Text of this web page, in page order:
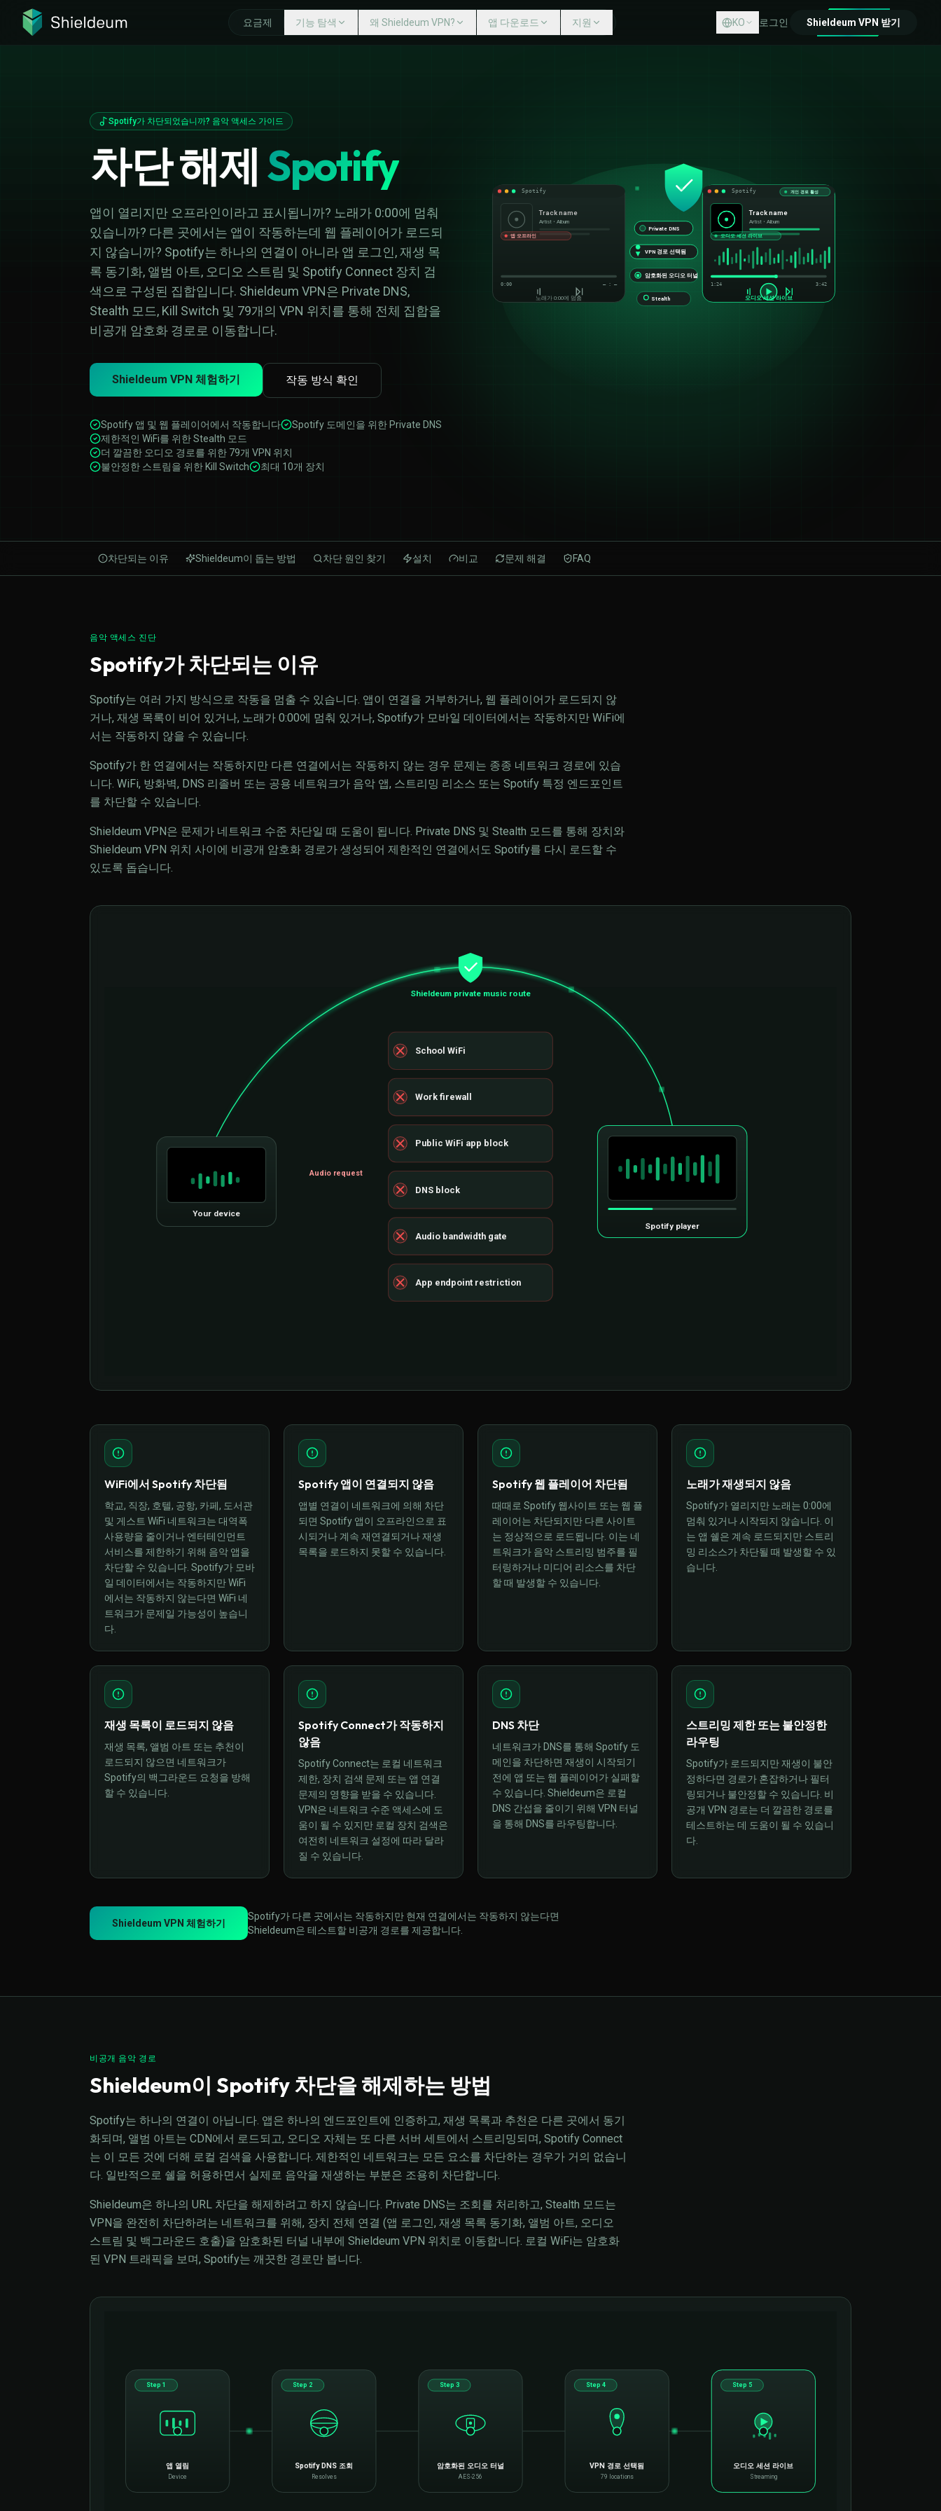
요금제 기능 탐색
빠른 VPN 프로토콜
암호화된 DNS ISP 스로틀링 방지
왜 Shieldeum VPN?
고속 VPN
환불 보증
앱 다운로드
Android 모바일
Fire TV
지원 KO 로그인 Shieldeum VPN 받기
Spotify가 차단되었습니까? 음악 액세스 가이드
차단 해제Spotify
앱이 열리지만 오프라인이라고 표시됩니까? 노래가 0:00에 멈춰
있습니까? 다른 곳에서는 앱이 작동하는데 웹 플레이어가 로드되
지 않습니까? Spotify는 하나의 연결이 아니라 앱 로그인, 재생 목
록 동기화, 앨범 아트, 오디오 스트림 및 Spotify Connect 장치 검
색으로 구성된 집합입니다. Shieldeum VPN은 Private DNS,
Stealth 모드, Kill Switch 및 79개의 VPN 위치를 통해 전체 집합을
비공개 암호화 경로로 이동합니다.
Shieldeum VPN 체험하기 작동 방식 확인
Spotify 앱 및 웹 플레이어에서 작동합니다
Spotify 도메인을 위한 Private DNS
제한적인 WiFi를 위한 Stealth 모드
더 깔끔한 오디오 경로를 위한 79개 VPN 위치
불안정한 스트림을 위한 Kill Switch
최대 10개 장치
Spotify
Track name
Artist • Album
0:00 — : —
앱 오프라인
노래가 0:00에 멈춤
Private DNS
VPN 경로 선택됨
암호화된 오디오 터널
Stealth
Spotify 개인 경로 활성
Track name
Artist • Album
1:24 3:42
오디오 세션 라이브
오디오 세션 라이브
차단되는 이유 Shieldeum이 돕는 방법 차단 원인 찾기 설치 비교 문제 해결 FAQ
음악 액세스 진단
Spotify가 차단되는 이유
Spotify는 여러 가지 방식으로 작동을 멈출 수 있습니다. 앱이 연결을 거부하거나, 웹 플레이어가 로드되지 않
거나, 재생 목록이 비어 있거나, 노래가 0:00에 멈춰 있거나, Spotify가 모바일 데이터에서는 작동하지만 WiFi에
서는 작동하지 않을 수 있습니다.
Spotify가 한 연결에서는 작동하지만 다른 연결에서는 작동하지 않는 경우 문제는 종종 네트워크 경로에 있습
니다. WiFi, 방화벽, DNS 리졸버 또는 공용 네트워크가 음악 앱, 스트리밍 리소스 또는 Spotify 특정 엔드포인트
를 차단할 수 있습니다.
Shieldeum VPN은 문제가 네트워크 수준 차단일 때 도움이 됩니다. Private DNS 및 Stealth 모드를 통해 장치와
Shieldeum VPN 위치 사이에 비공개 암호화 경로가 생성되어 제한적인 연결에서도 Spotify를 다시 로드할 수
있도록 돕습니다.
Your device
Audio request
School WiFi
Work firewall
Public WiFi app block
DNS block
Audio bandwidth gate
App endpoint restriction
Spotify player
Shieldeum private music route
WiFi에서 Spotify 차단됨
학교, 직장, 호텔, 공항, 카페, 도서관
및 게스트 WiFi 네트워크는 대역폭
사용량을 줄이거나 엔터테인먼트
서비스를 제한하기 위해 음악 앱을
차단할 수 있습니다. Spotify가 모바
일 데이터에서는 작동하지만 WiFi
에서는 작동하지 않는다면 WiFi 네
트워크가 문제일 가능성이 높습니
다.
Spotify 앱이 연결되지 않음
앱별 연결이 네트워크에 의해 차단
되면 Spotify 앱이 오프라인으로 표
시되거나 계속 재연결되거나 재생
목록을 로드하지 못할 수 있습니다.
Spotify 웹 플레이어 차단됨
때때로 Spotify 웹사이트 또는 웹 플
레이어는 차단되지만 다른 사이트
는 정상적으로 로드됩니다. 이는 네
트워크가 음악 스트리밍 범주를 필
터링하거나 미디어 리소스를 차단
할 때 발생할 수 있습니다.
노래가 재생되지 않음
Spotify가 열리지만 노래는 0:00에
멈춰 있거나 시작되지 않습니다. 이
는 앱 쉘은 계속 로드되지만 스트리
밍 리소스가 차단될 때 발생할 수 있
습니다.
재생 목록이 로드되지 않음
재생 목록, 앨범 아트 또는 추천이
로드되지 않으면 네트워크가
Spotify의 백그라운드 요청을 방해
할 수 있습니다.
Spotify Connect가 작동하지
않음
Spotify Connect는 로컬 네트워크
제한, 장치 검색 문제 또는 앱 연결
문제의 영향을 받을 수 있습니다.
VPN은 네트워크 수준 액세스에 도
움이 될 수 있지만 로컬 장치 검색은
여전히 네트워크 설정에 따라 달라
질 수 있습니다.
DNS 차단
네트워크가 DNS를 통해 Spotify 도
메인을 차단하면 재생이 시작되기
전에 앱 또는 웹 플레이어가 실패할
수 있습니다. Shieldeum은 로컬
DNS 간섭을 줄이기 위해 VPN 터널
을 통해 DNS를 라우팅합니다.
스트리밍 제한 또는 불안정한
라우팅
Spotify가 로드되지만 재생이 불안
정하다면 경로가 혼잡하거나 필터
링되거나 불안정할 수 있습니다. 비
공개 VPN 경로는 더 깔끔한 경로를
테스트하는 데 도움이 될 수 있습니
다.
Shieldeum VPN 체험하기
Spotify가 다른 곳에서는 작동하지만 현재 연결에서는 작동하지 않는다면
Shieldeum은 테스트할 비공개 경로를 제공합니다.
비공개 음악 경로
Shieldeum이 Spotify 차단을 해제하는 방법
Spotify는 하나의 연결이 아닙니다. 앱은 하나의 엔드포인트에 인증하고, 재생 목록과 추천은 다른 곳에서 동기
화되며, 앨범 아트는 CDN에서 로드되고, 오디오 자체는 또 다른 서버 세트에서 스트리밍되며, Spotify Connect
는 이 모든 것에 더해 로컬 검색을 사용합니다. 제한적인 네트워크는 모든 요소를 차단하는 경우가 거의 없습니
다. 일반적으로 쉘을 허용하면서 실제로 음악을 재생하는 부분은 조용히 차단합니다.
Shieldeum은 하나의 URL 차단을 해제하려고 하지 않습니다. Private DNS는 조회를 처리하고, Stealth 모드는
VPN을 완전히 차단하려는 네트워크를 위해, 장치 전체 연결 (앱 로그인, 재생 목록 동기화, 앨범 아트, 오디오
스트림 및 백그라운드 호출)을 암호화된 터널 내부에 Shieldeum VPN 위치로 이동합니다. 로컬 WiFi는 암호화
된 VPN 트래픽을 보며, Spotify는 깨끗한 경로만 봅니다.
Step 1
앱 열림
Device
Step 2
Spotify DNS 조회
Resolves
Step 3
암호화된 오디오 터널
AES-256
Step 4
VPN 경로 선택됨
79 locations
Step 5
오디오 세션 라이브
Streaming